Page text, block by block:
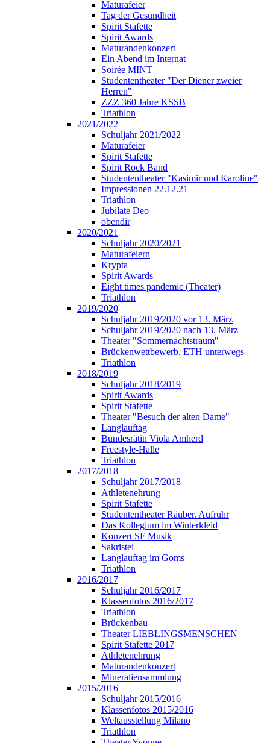
Maturafeier
Tag der Gesundheit
Spirit Stafette
Spirit Awards
Maturandenkonzert
Ein Abend im Internat
Soirée MINT
Studententheater "Der Diener zweier
Herren"
ZZZ 360 Jahre KSSB
Triathlon
2021/2022
Schuljahr 2021/2022
Maturafeier
Spirit Stafette
Spirit Rock Band
Studententheater "Kasimir und Karoline"
Impressionen 22.12.21
Triathlon
Jubilate Deo
obendir
2020/2021
Schuljahr 2020/2021
Maturafeiern
Krypta
Spirit Awards
Eight times pandemic (Theater)
Triathlon
2019/2020
Schuljahr 2019/2020 vor 13. März
Schuljahr 2019/2020 nach 13. März
Theater "Sommernachtstraum"
Brückenwettbewerb, ETH unterwegs
Triathlon
2018/2019
Schuljahr 2018/2019
Spirit Awards
Spirit Stafette
Theater "Besuch der alten Dame"
Langlauftag
Bundesrätin Viola Amherd
Freestyle-Halle
Triathlon
2017/2018
Schuljahr 2017/2018
Athletenehrung
Spirit Stafette
Studententheater Räuber. Aufruhr
Das Kollegium im Winterkleid
Konzert SF Musik
Sakristei
Langlauftag im Goms
Triathlon
2016/2017
Schuljahr 2016/2017
Klassenfotos 2016/2017
Triathlon
Brückenbau
Theater LIEBLINGSMENSCHEN
Spirit Stafette 2017
Athletenehrung
Maturandenkonzert
Mineraliensammlung
2015/2016
Schuljahr 2015/2016
Klassenfotos 2015/2016
Weltausstellung Milano
Triathlon